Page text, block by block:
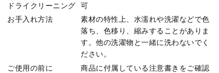
ドライクリーニング
可
お手入れ方法
素材の特性上、水濡れや洗濯などで色
落ち、色移り、縮みすることがありま
す。他の洗濯物と一緒に洗わないでく
ださい。
ご使用の前に
商品に付属している注意書きをご確認